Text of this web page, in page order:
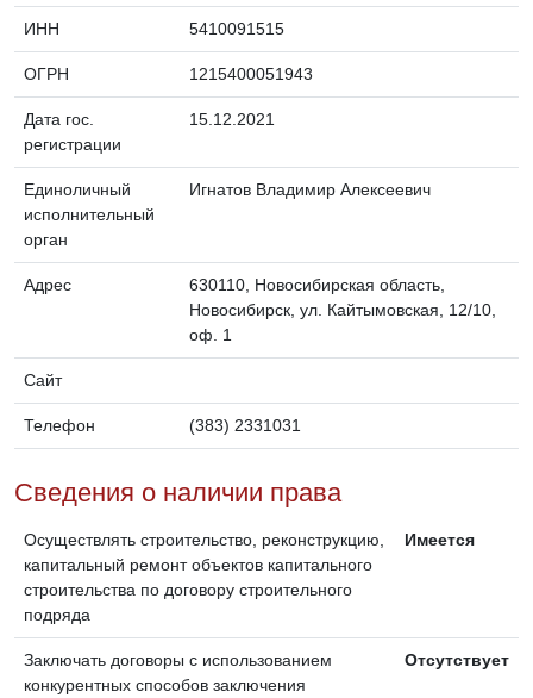
ИНН 5410091515
ОГРН 1215400051943
Дата гос.
регистрации
15.12.2021
Единоличный
исполнительный
орган
Игнатов Владимир Алексеевич
Адрес
630110, Новосибирская область,
Новосибирск, ул. Кайтымовская, 12/10,
оф. 1
Сайт
Телефон (383) 2331031
Сведения о наличии права
Осуществлять строительство, реконструкцию,
капитальный ремонт объектов капитального
строительства по договору строительного
подряда
Имеется
Заключать договоры с использованием
конкурентных способов заключения
Отсутствует